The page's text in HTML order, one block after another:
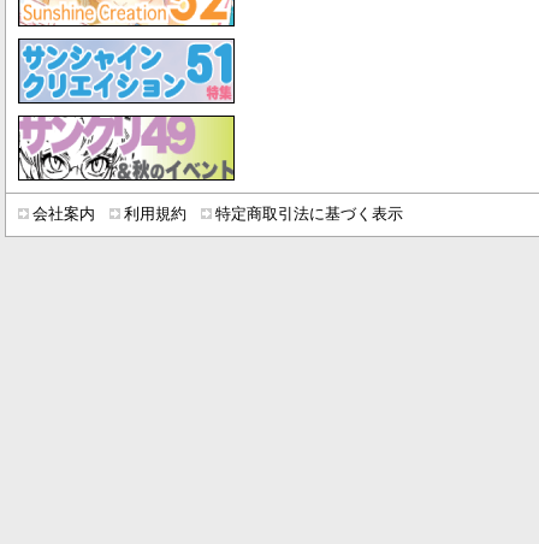
会社案内 利用規約 特定商取引法に基づく表示